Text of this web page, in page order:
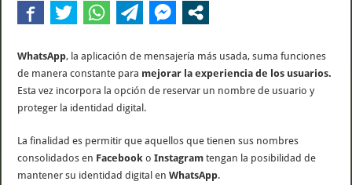
WhatsApp, la aplicación de mensajería más usada, suma funciones
de manera constante para mejorar la experiencia de los usuarios.
Esta vez incorpora la opción de reservar un nombre de usuario y
proteger la identidad digital.
La finalidad es permitir que aquellos que tienen sus nombres
consolidados en FacebookoInstagramtengan la posibilidad de
mantener su identidad digital enWhatsApp.